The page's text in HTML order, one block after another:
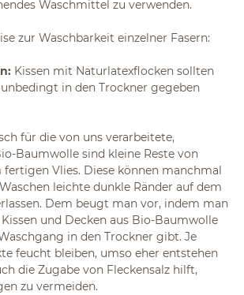
Waschmittel zu verwenden.
zur Waschbarkeit einzelner Fasern:
Kissen mit Naturlatexflocken sollten
in den Trockner gegeben
für die von uns verarbeitete,
Baumwolle sind kleine Reste von
Vlies. Diese können manchmal
leichte dunkle Ränder auf dem
Dem beugt man vor, indem man
und Decken aus Bio-Baumwolle
in den Trockner gibt. Je
feucht bleiben, umso eher entstehen
die Zugabe von Fleckensalz hilft,
zu vermeiden.